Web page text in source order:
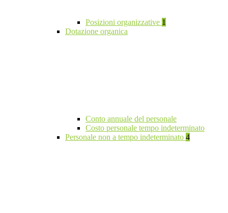
Posizioni organizzative 1
Dotazione organica
Conto annuale del personale
Costo personale tempo indeterminato
Personale non a tempo indeterminato 4